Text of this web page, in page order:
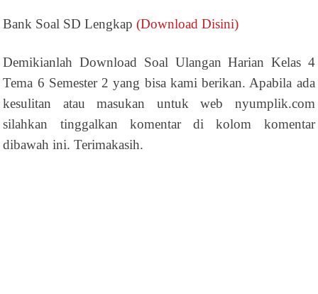
Bank Soal SD Lengkap(Download Disini)
Demikianlah Download Soal Ulangan Harian Kelas 4
Tema 6 Semester 2 yang bisa kami berikan. Apabila ada
kesulitan atau masukan untuk web nyumplik.com
silahkan tinggalkan komentar di kolom komentar
dibawah ini. Terimakasih.